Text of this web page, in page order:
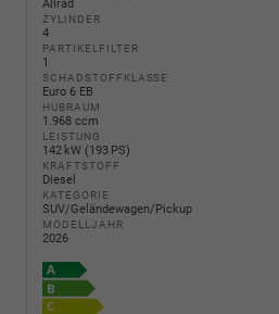
Allrad
ZYLINDER
4
PARTIKELFILTER
1
SCHADSTOFFKLASSE
Euro 6 EB
HUBRAUM
1.968 ccm
LEISTUNG
142 kW (193 PS)
KRAFTSTOFF
Diesel
KATEGORIE
SUV/Geländewagen/Pickup
MODELLJAHR
2026